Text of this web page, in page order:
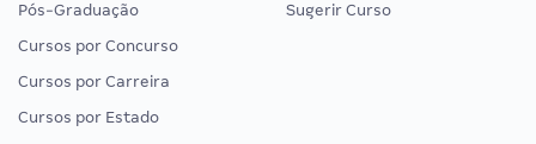
Pós-Graduação
Cursos por Concurso
Cursos por Carreira
Cursos por Estado
Sugerir Curso